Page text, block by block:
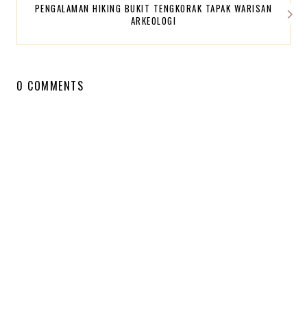
PENGALAMAN HIKING BUKIT TENGKORAK TAPAK WARISAN
ARKEOLOGI
0 COMMENTS